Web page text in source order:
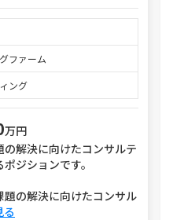
ファーム
ング
万円
解決に向けたコンサルテ
ジションです。
題の解決に向けたコンサル
る